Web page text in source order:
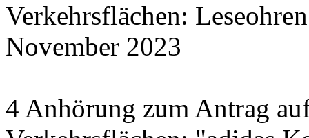
Verkehrsflächen:
November 2023
4 Anhörung zum Antrag